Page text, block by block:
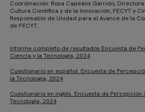
Coordinación: Rosa Capeáns Garrido,
Cultura Científica y de la Innovación, FECYT y
Responsable de Unidad para el Avance de la
de FECYT.
Informe completo de resultados Encuesta de
Ciencia y la Tecnología, 2024
Cuestionario en español. Encuesta de
la Tecnología, 2024
Cuestionario en inglés. Encuesta de Percepción
Tecnología, 2024